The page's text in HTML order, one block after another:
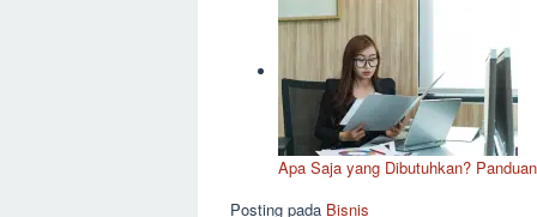
Apa Saja yang Dibutuhkan?
Posting pada Bisnis